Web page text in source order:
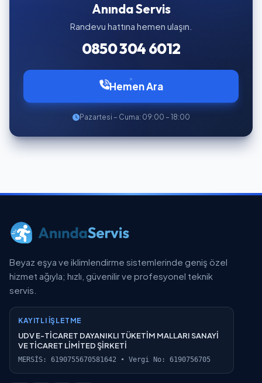
Anında Servis
Randevu hattına hemen ulaşın.
0850 304 6012
Hemen Ara
Pazartesi – Cuma: 09:00 – 18:00
Beyaz eşya ve iklimlendirme sistemlerinde geniş özel
hizmet ağıyla; hızlı, güvenilir ve profesyonel teknik
servis.
KAYITLI İŞLETME
UDV E-TİCARET DAYANIKLI TÜKETİM MALLARI SANAYİ
VE TİCARET LİMİTED ŞİRKETİ
MERSİS: 6190755670581642 • Vergi No: 6190756705